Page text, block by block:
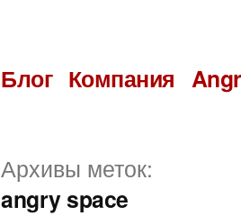
Блог Компания
Архивы меток:
angry space